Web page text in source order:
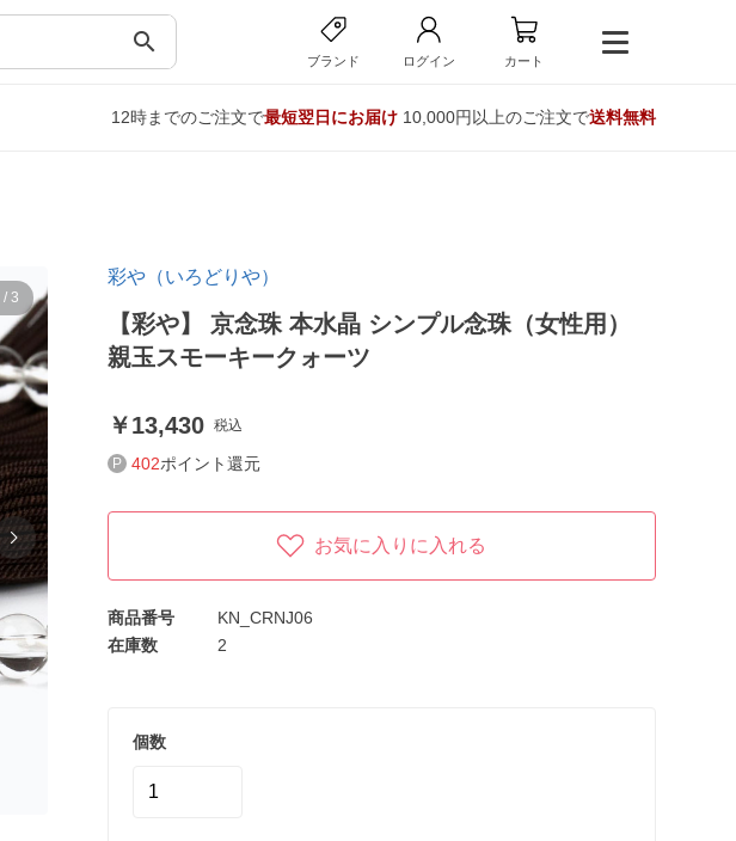
search
ブランド ログイン カート
12時までのご注文で最短翌日にお届け10,000円以上のご注文で送料無料
/ 3
彩や（いろどりや）
【彩や】 京念珠 本水晶 シンプル念珠（女性用）
親玉スモーキークォーツ
13,430 税込
402ポイント還元
お気に入りに入れる
商品番号
KN_CRNJ06
在庫数
2
個数